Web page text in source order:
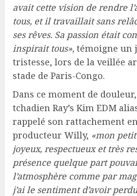
avait cette vision de rendre
tous, et il travaillait sans
ses rêves. Sa passion était
inspirait tous», témoigne un
tristesse, lors de la veillée
stade de Paris-Congo.
Dans ce moment de
tchadien Ray’s Kim EDM
rappelé son rattachement
producteur Willy, «mon
joyeux, respectueux et très
présence quelque part
l’atmosphère comme par
j’ai le sentiment d’avoir